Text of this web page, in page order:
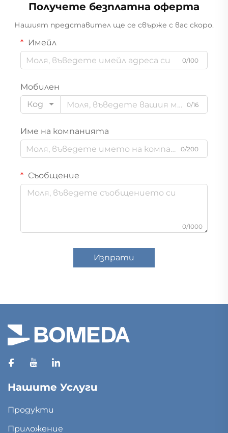
Получете безплатна оферта
Нашият представител ще се свърже с вас скоро.
Имейл
0/100
Мобилен
Код
0/16
Име на компанията
0/200
Съобщение
0/1000
Изпрати
Нашите Услуги
Продукти
Приложение